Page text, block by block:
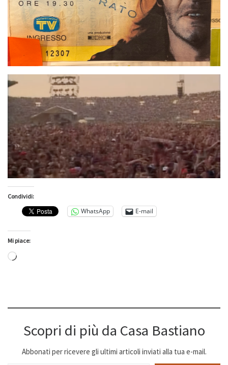
Condividi:
WhatsApp E-mail
Mi piace:
Caricamento in corso…
Scopri di più da Casa Bastiano
Abbonati per ricevere gli ultimi articoli inviati alla tua e-mail.